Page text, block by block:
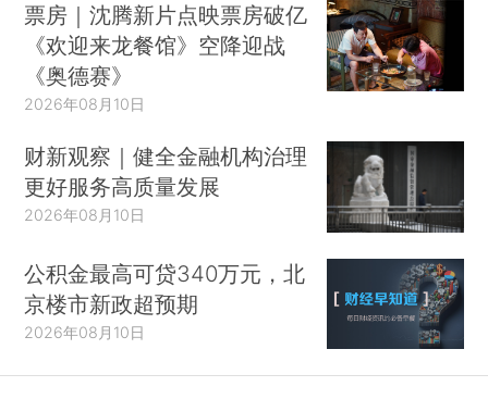
票房｜沈腾新片点映票房破亿
《欢迎来龙餐馆》空降迎战
《奥德赛》
2026年08月10日
财新观察｜健全金融机构治理
更好服务高质量发展
2026年08月10日
公积金最高可贷340万元，北
京楼市新政超预期
2026年08月10日